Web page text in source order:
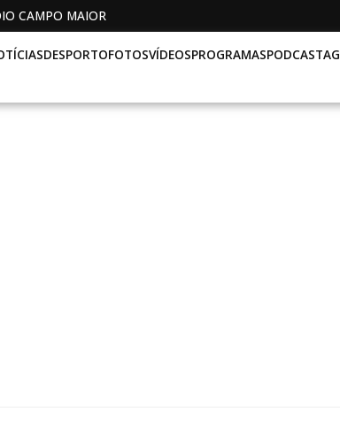
CAMPO MAIOR
DESPORTOFOTOSVÍDEOSPROGRAMASPODCAST